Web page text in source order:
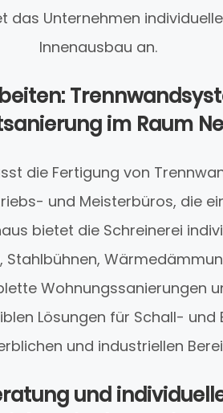
das Unternehmen
Innenausbau an.
im Raum
die Fertigung von
und Meisterbüros, die
bietet die Schreinerei
Stahlbühnen,
Wohnungssanierungen
Lösungen für Schall-
und industriellen
und